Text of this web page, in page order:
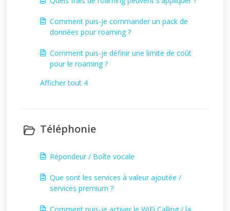
Comment puis-je commander un pack de
données pour roaming ?
Comment puis-je définir une limite de coût
pour le roaming ?
Afficher tout 4
Téléphonie
Répondeur / Boîte vocale
Que sont les services à valeur ajoutée /
services premium ?
Comment puis-je activer le WiFi Calling / la